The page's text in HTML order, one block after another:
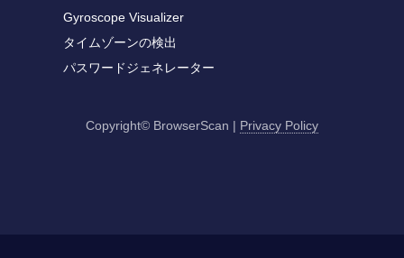
Gyroscope Visualizer
タイムゾーンの検出
パスワードジェネレーター
Copyright© BrowserScan | Privacy Policy